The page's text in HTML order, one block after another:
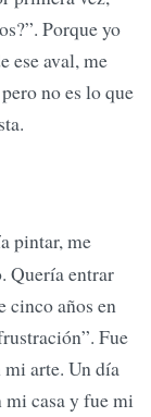
Porque yo
ese aval, me
no es lo que
pintar, me
Quería entrar
cinco años en
Fue
mi arte. Un día
mi casa y fue mi